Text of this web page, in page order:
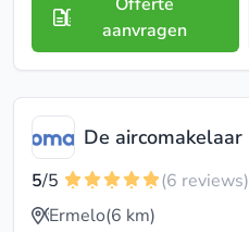
aanvragen
De aircomakelaar
5/5
(6 reviews)
Ermelo(6 km)